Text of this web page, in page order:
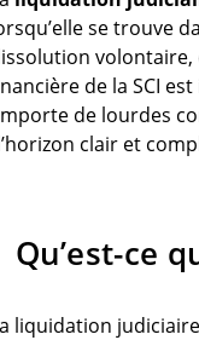
se trouve
de la SCI
de lourdes
clair et
Qu’est-ce
liquidation